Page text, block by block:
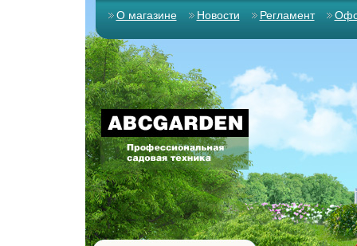
О магазине Новости Регламент